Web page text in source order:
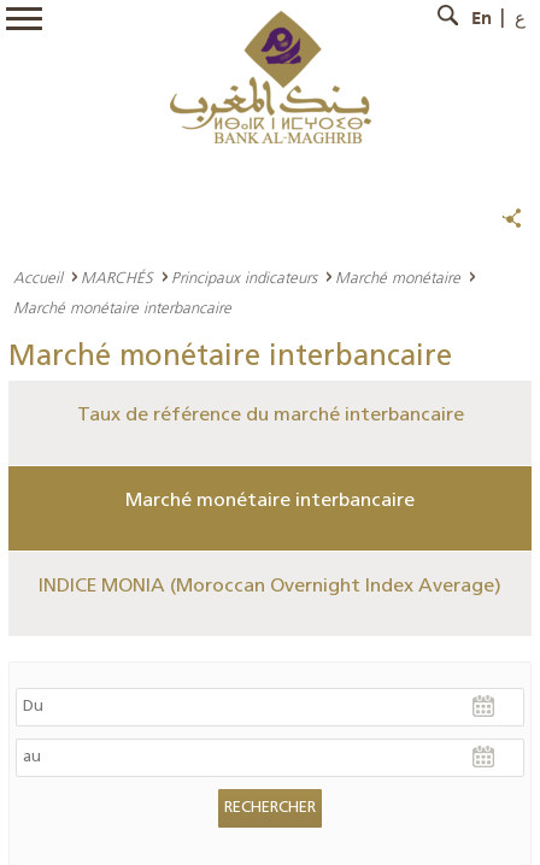
En ع
Accueil MARCHÉS Principaux indicateurs
Marché monétaire
Marché monétaire interbancaire
Marché monétaire interbancaire
Taux de référence du marché interbancaire
Marché monétaire interbancaire
INDICE MONIA (Moroccan Overnight Index Average)